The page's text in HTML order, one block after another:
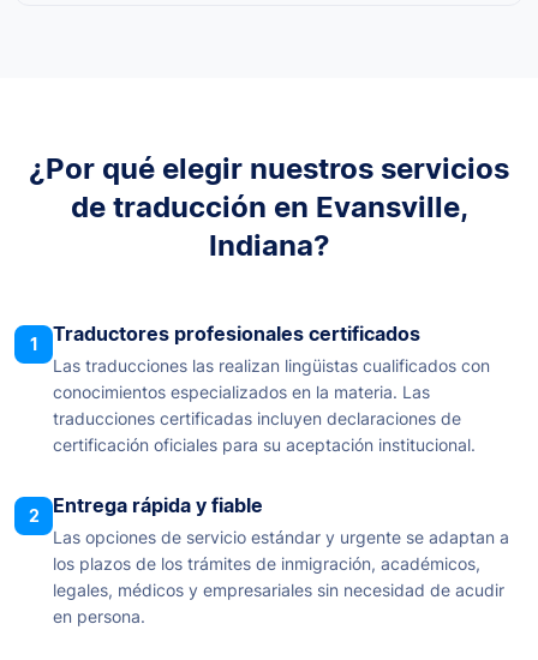
¿Por qué elegir nuestros servicios
de traducción en Evansville,
Indiana?
1 Traductores profesionales certificados
Las traducciones las realizan lingüistas cualificados con
conocimientos especializados en la materia. Las
traducciones certificadas incluyen declaraciones de
certificación oficiales para su aceptación institucional.
2 Entrega rápida y fiable
Las opciones de servicio estándar y urgente se adaptan a
los plazos de los trámites de inmigración, académicos,
legales, médicos y empresariales sin necesidad de acudir
en persona.